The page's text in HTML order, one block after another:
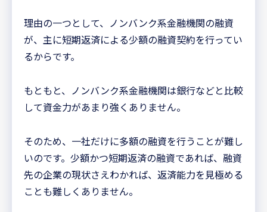
理由の一つとして、ノンバンク系金融機関の融資
が、主に短期返済による少額の融資契約を行ってい
るからです。
もともと、ノンバンク系金融機関は銀行などと比較
して資金力があまり強くありません。
そのため、一社だけに多額の融資を行うことが難し
いのです。少額かつ短期返済の融資であれば、融資
先の企業の現状さえわかれば、返済能力を見極める
ことも難しくありません。